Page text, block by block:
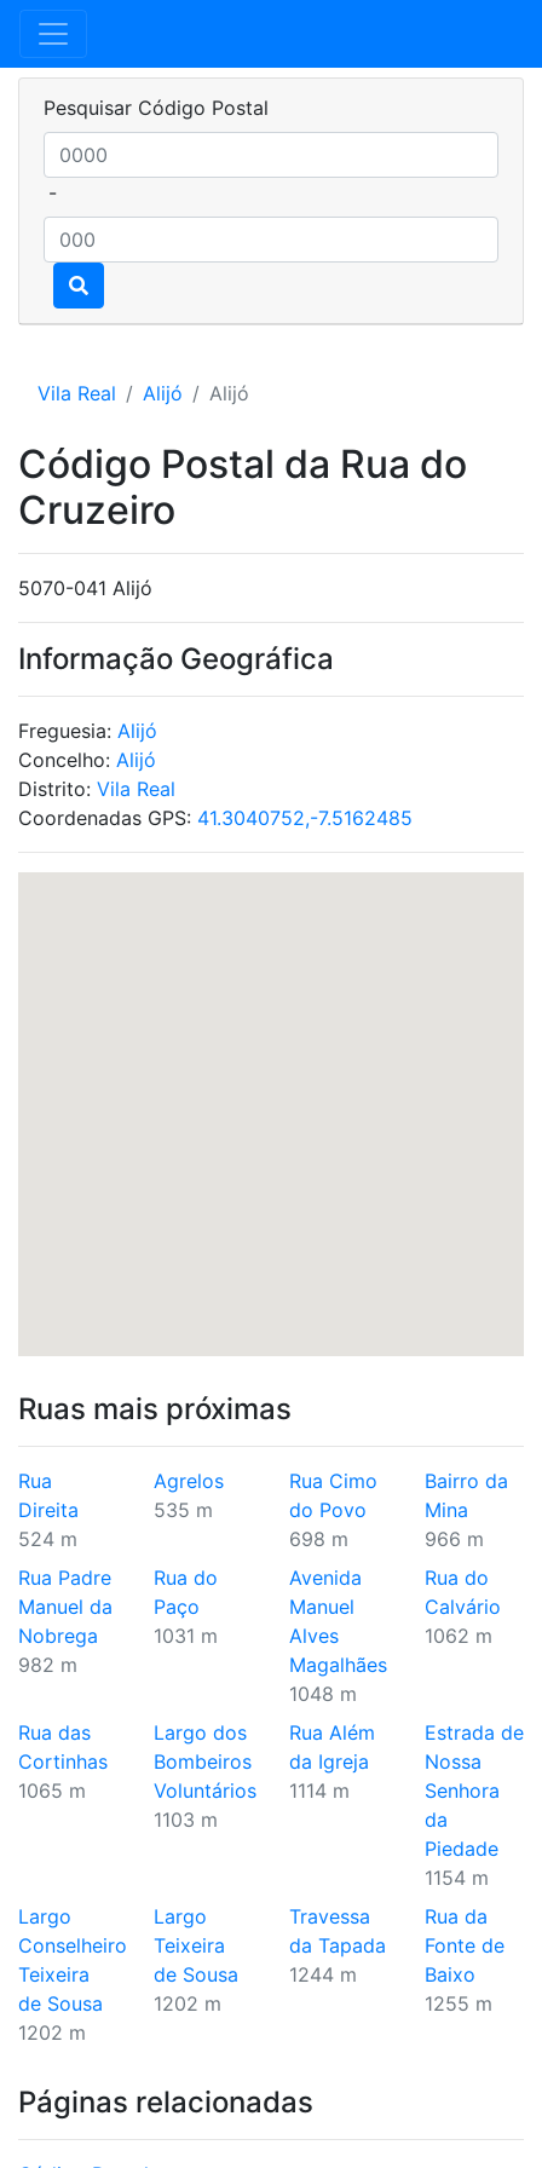
Pesquisar Código Postal
-
Vila Real Alijó Alijó
Código Postal da Rua do
Cruzeiro
5070-041 Alijó
Informação Geográfica
Freguesia: Alijó
Concelho: Alijó
Distrito: Vila Real
Coordenadas GPS: 41.3040752,-7.5162485
Ruas mais próximas
Rua
Direita
524 m
Agrelos
535 m
Rua Cimo
do Povo
698 m
Bairro da
Mina
966 m
Rua Padre
Manuel da
Nobrega
982 m
Rua do
Paço
1031 m
Avenida
Manuel
Alves
Magalhães
1048 m
Rua do
Calvário
1062 m
Rua das
Cortinhas
1065 m
Largo dos
Bombeiros
Voluntários
1103 m
Rua Além
da Igreja
1114 m
Estrada de
Nossa
Senhora
da
Piedade
1154 m
Largo
Conselheiro
Teixeira
de Sousa
1202 m
Largo
Teixeira
de Sousa
1202 m
Travessa
da Tapada
1244 m
Rua da
Fonte de
Baixo
1255 m
Páginas relacionadas